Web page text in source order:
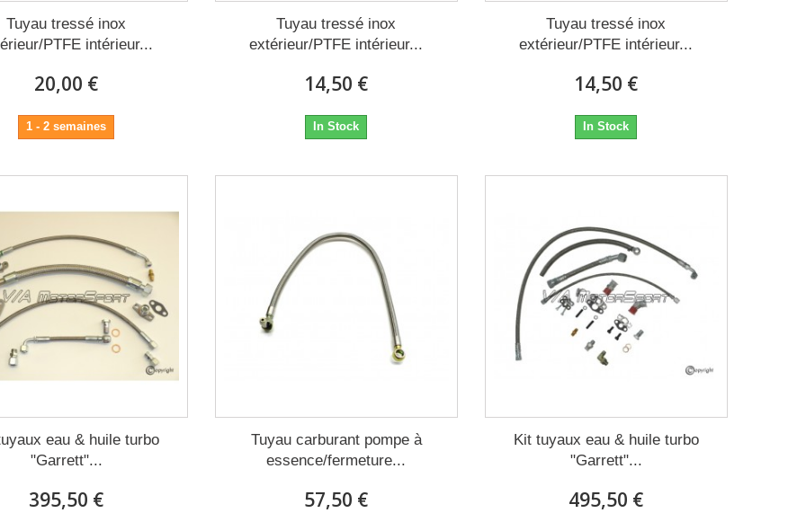
Tuyau tressé inox
PTFE intérieur...
20,00 €
1 - 2 semaines
Tuyau tressé inox
extérieur/PTFE intérieur...
14,50 €
In Stock
Tuyau tressé inox
extérieur/PTFE intérieur...
14,50 €
In Stock
eau & huile turbo
"Garrett"...
395,50 €
Tuyau carburant pompe à
essence/fermeture...
57,50 €
Kit tuyaux eau & huile turbo
"Garrett"...
495,50 €